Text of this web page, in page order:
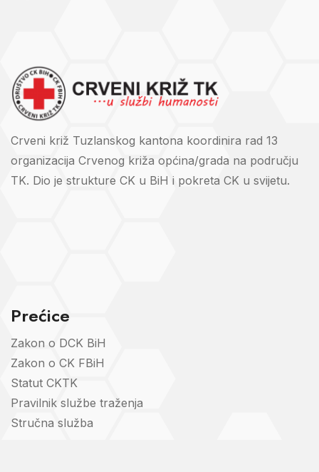
Crveni križ Tuzlanskog kantona koordinira rad 13
organizacija Crvenog križa općina/grada na području
TK. Dio je strukture CK u BiH i pokreta CK u svijetu.
Prećice
Zakon o DCK BiH
Zakon o CK FBiH
Statut CKTK
Pravilnik službe traženja
Stručna služba